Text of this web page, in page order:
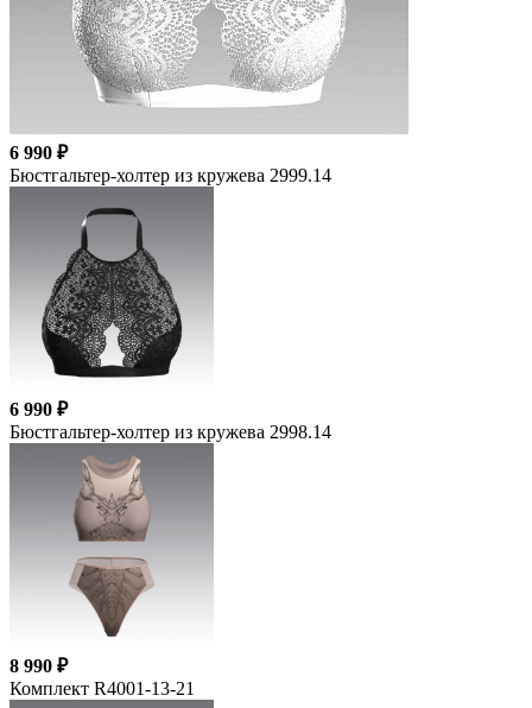
6 990 ₽
Бюстгальтер-холтер из кружева 2999.14
6 990 ₽
Бюстгальтер-холтер из кружева 2998.14
8 990 ₽
Комплект R4001-13-21